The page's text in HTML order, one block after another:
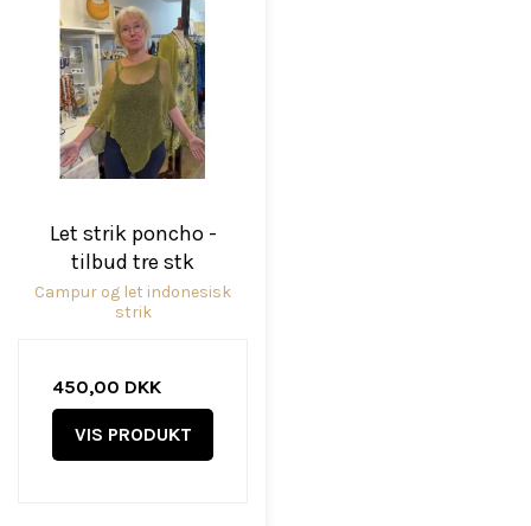
Let strik poncho -
tilbud tre stk
Campur og let indonesisk
strik
450,00 DKK
VIS PRODUKT